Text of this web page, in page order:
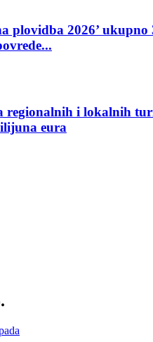
plovidba 2026’ ukupno
regionalnih i lokalnih
eura